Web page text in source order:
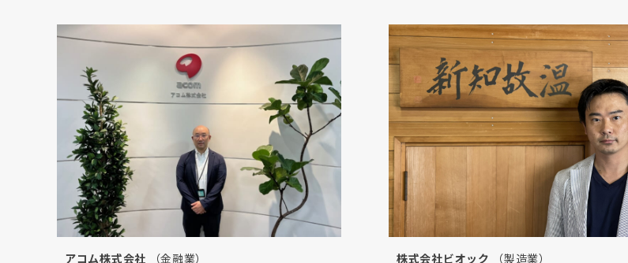
アコム株式会社 （金融業） 株式会社ビオック （製造業）